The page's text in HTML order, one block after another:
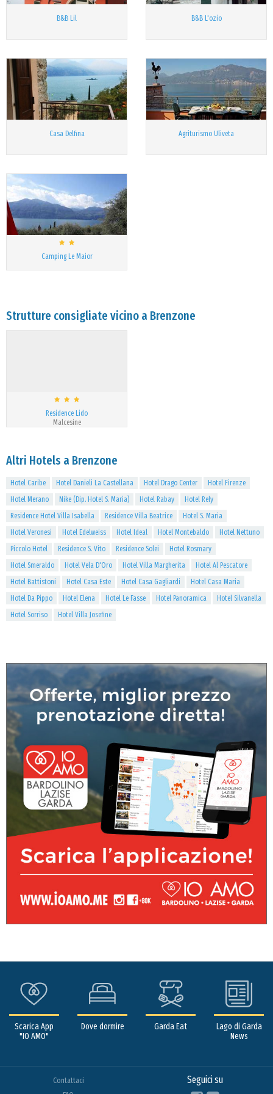
B&B Lil B&B L'ozio
Casa Delfina Agriturismo Uliveta
Camping Le Maior
Strutture consigliate vicino a Brenzone
Residence Lido
Malcesine
Altri Hotels a Brenzone
Hotel Caribe Hotel Danieli La Castellana Hotel Drago Center
Hotel Firenze
Hotel Merano
Nike (Dip. Hotel S. Maria) Hotel Rabay
Hotel Rely
Residence Hotel Villa Isabella
Residence Villa Beatrice
Hotel S. Maria
Hotel Veronesi
Hotel Edelweiss Hotel Ideal Hotel Montebaldo
Hotel Nettuno
Piccolo Hotel
Residence S. Vito Residence Solei
Hotel Rosmary
Hotel Smeraldo
Hotel Vela D'Oro Hotel Villa Margherita
Hotel Al Pescatore
Hotel Battistoni
Hotel Casa Este Hotel Casa Gagliardi
Hotel Casa Maria
Hotel Da Pippo
Hotel Elena Hotel Le Fasse Hotel Panoramica
Hotel Silvanella
Hotel Sorriso
Hotel Villa Josefine
Scarica App
"IO AMO"
Dove dormire Garda Eat
Lago di Garda
News
Contattaci
Seguici su